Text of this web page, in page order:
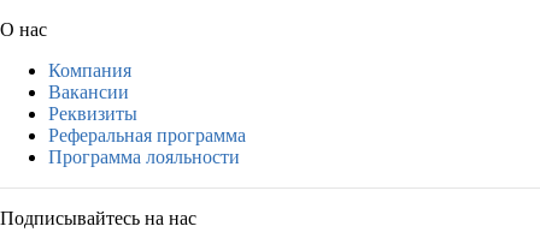
О нас
Компания
Вакансии
Реквизиты
Реферальная программа
Программа лояльности
Подписывайтесь на нас